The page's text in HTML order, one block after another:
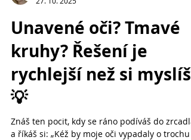
Unavené oči? Tmavé
kruhy? Řešení je
rychlejší než si myslíš.
💡
Znáš ten pocit, kdy se ráno podíváš do zrcadla
a říkáš si: „Kéž by moje oči vypadaly o trochu